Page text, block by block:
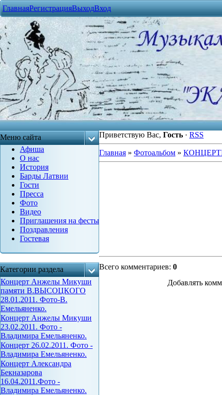
ГлавнаяРегистрацияВыходВход
Меню сайта
Афиша
О нас
История
Барды Латвии
Гости
Пресса
Фото
Видео
Приглашения на фесты
Поздравления
Гостевая
Категории раздела
Концерт Анжелы Микуши
памяти В.ВЫСОЦКОГО
28.01.2011. Фото-В.
Емельяненко.
Концерт Анжелы Микуши
23.02.2011. Фото -
Владимира Емельяненко.
Концерт 26.02.2011. Фото -
Владимира Емельяненко.
Концерт Александра
Бекназарова
16.04.2011.Фото -
Владимира Емельяненко.
Приветствую Вас, Гость · RSS
Главная » Фотоальбом »
Всего комментариев: 0
Добавлять